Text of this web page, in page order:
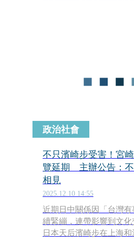
政治社會
不只濱崎步受害！宮
覽延期 主辦公告：
相見
2025.12.10 14:55
近期日中關係因「台灣
續緊繃，連帶影響到文
日本天后濱崎步在上海和